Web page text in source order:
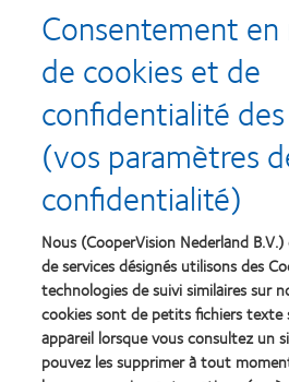
Learn
more
about
Récompense
Silmo
d’Or
du of
Learn
Consentement
de cookies et de
confidentialité
(vos paramètres
confidentialité)
Nous (CooperVision Nederland
de services désignés utilisons des
technologies de suivi similaires sur
cookies sont de petits fichiers
appareil lorsque vous consultez un
pouvez les supprimer à tout